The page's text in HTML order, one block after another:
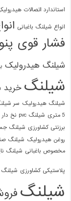
استاندارد اتصالات
انواع شیلنگ باغبانی
فشار قوی
شیلنگ هیدرولیک
شیلنگ خرید
شیلنگ هیدرولیک سر
5 متری
شیلنگ pvc نخ دار
برزنتی کشاورزی شیلنگ
روغن هیدرولیک شیلنگ
مخصوص باغبانی شیلنگ
پلاستیکی کشاورزی شیلنگ
شیلنگ